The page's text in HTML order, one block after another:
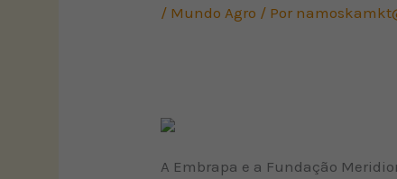
/ Mundo Agro / Por
A Embrapa e a Fundação